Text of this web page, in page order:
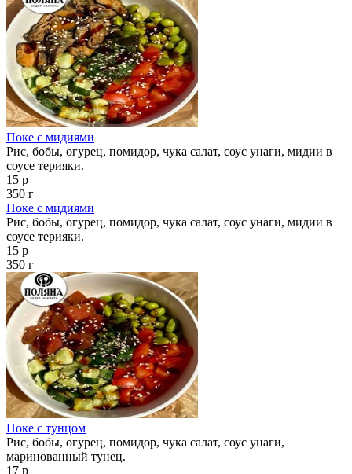
Поке с мидиями
Рис, бобы, огурец, помидор, чука салат, соус унаги, мидии в
соусе терияки.
15 р
350 г
Поке с мидиями
Рис, бобы, огурец, помидор, чука салат, соус унаги, мидии в
соусе терияки.
15 р
350 г
Поке с тунцом
Рис, бобы, огурец, помидор, чука салат, соус унаги,
маринованный тунец.
17 р